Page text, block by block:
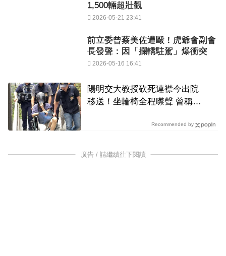
1,500輛超壯觀
2026-05-21 23:41
前立委曾蔡美佐遭毆！虎爺會副會
長發聲：因「攔轎駐駕」爆衝突
2026-05-16 16:41
陽明交大教授砍死連襟今出院
移送！坐輪椅全程噤聲 曾稱
Recommended by
廣告 / 請繼續往下閱讀